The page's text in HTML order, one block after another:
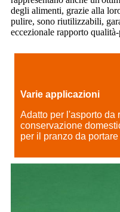
degli alimenti, grazie alla
pulire, sono riutilizzabili,
eccezionale rapporto
Varie applicazioni
Adatto per l'asporto da
conservazione
per il pranzo da